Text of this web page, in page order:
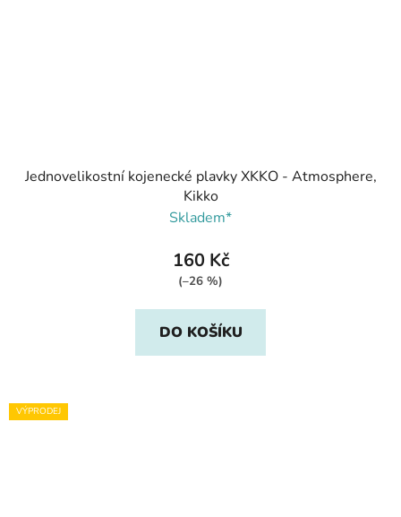
Jednovelikostní kojenecké plavky XKKO - Atmosphere,
Kikko
Skladem*
160 Kč
(–26 %)
DO KOŠÍKU
VÝPRODEJ